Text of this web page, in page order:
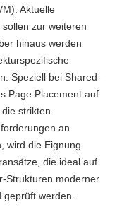
Aktuelle
zur weiteren
hinaus werden
Speziell bei Shared-
Page Placement auf
strikten
an
wird die Eignung
die ideal auf
Strukturen moderner
werden.